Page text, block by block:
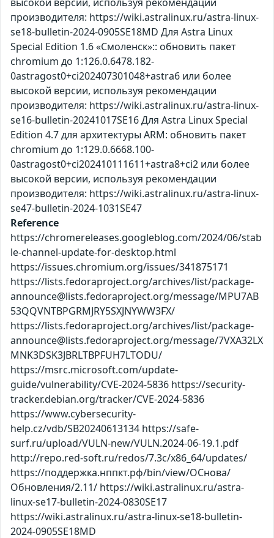
производителя: https://wiki.astralinux.ru/astra-linux-
se18-bulletin-2024-0905SE18MD Для Astra Linux
Special Edition 1.6 «Смоленск»:: обновить пакет
chromium до 1:126.0.6478.182-
0astragost0+ci202407301048+astra6 или более
высокой версии, используя рекомендации
производителя: https://wiki.astralinux.ru/astra-linux-
se16-bulletin-20241017SE16 Для Astra Linux Special
Edition 4.7 для архитектуры ARM: обновить пакет
chromium до 1:129.0.6668.100-
0astragost0+ci202410111611+astra8+ci2 или более
высокой версии, используя рекомендации
производителя: https://wiki.astralinux.ru/astra-linux-
se47-bulletin-2024-1031SE47
Reference
https://chromereleases.googleblog.com/2024/06/stab
le-channel-update-for-desktop.html
https://issues.chromium.org/issues/341875171
https://lists.fedoraproject.org/archives/list/package-
announce@lists.fedoraproject.org/message/MPU7AB
53QQVNTBPGRMJRY5SXJNYWW3FX/
https://lists.fedoraproject.org/archives/list/package-
announce@lists.fedoraproject.org/message/7VXA32LX
MNK3DSK3JBRLTBPFUH7LTODU/
https://msrc.microsoft.com/update-
guide/vulnerability/CVE-2024-5836 https://security-
tracker.debian.org/tracker/CVE-2024-5836
https://www.cybersecurity-
help.cz/vdb/SB20240613134 https://safe-
surf.ru/upload/VULN-new/VULN.2024-06-19.1.pdf
http://repo.red-soft.ru/redos/7.3c/x86_64/updates/
https://поддержка.нппкт.рф/bin/view/ОСнова/
Обновления/2.11/ https://wiki.astralinux.ru/astra-
linux-se17-bulletin-2024-0830SE17
https://wiki.astralinux.ru/astra-linux-se18-bulletin-
2024-0905SE18MD